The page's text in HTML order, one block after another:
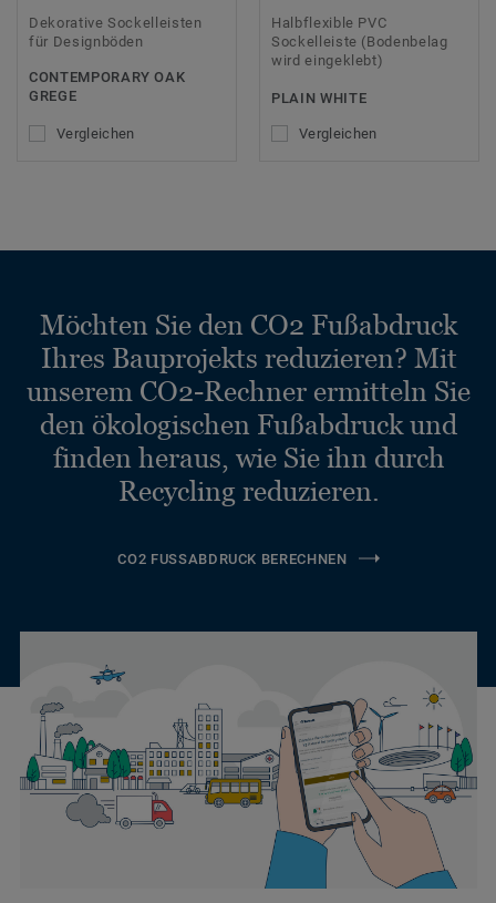
Dekorative Sockelleisten
für Designböden
CONTEMPORARY OAK
GREGE
Vergleichen
Halbflexible PVC
Sockelleiste (Bodenbelag
wird eingeklebt)
PLAIN WHITE
Vergleichen
Möchten Sie den CO2 Fußabdruck
Ihres Bauprojekts reduzieren? Mit
unserem CO2-Rechner ermitteln Sie
den ökologischen Fußabdruck und
finden heraus, wie Sie ihn durch
Recycling reduzieren.
CO2 FUSSABDRUCK BERECHNEN